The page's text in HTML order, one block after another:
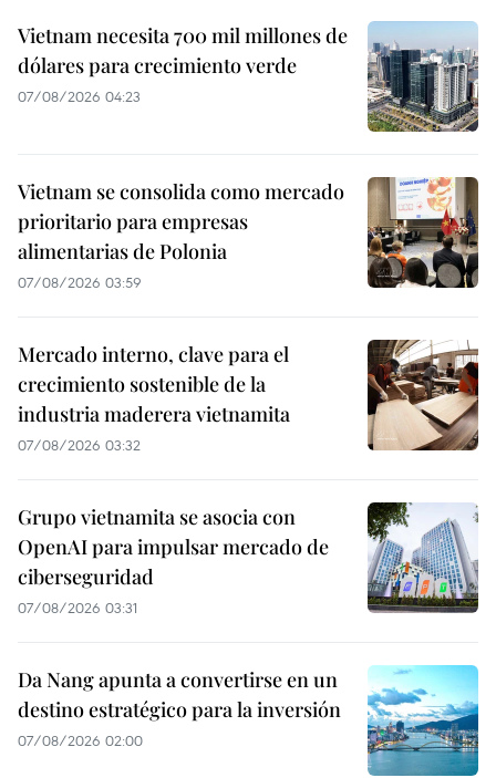
Vietnam necesita 700 mil millones de
dólares para crecimiento verde
07/08/2026 04:23
Vietnam se consolida como mercado
prioritario para empresas
alimentarias de Polonia
07/08/2026 03:59
Mercado interno, clave para el
crecimiento sostenible de la
industria maderera vietnamita
07/08/2026 03:32
Grupo vietnamita se asocia con
OpenAI para impulsar mercado de
ciberseguridad
07/08/2026 03:31
Da Nang apunta a convertirse en un
destino estratégico para la inversión
07/08/2026 02:00